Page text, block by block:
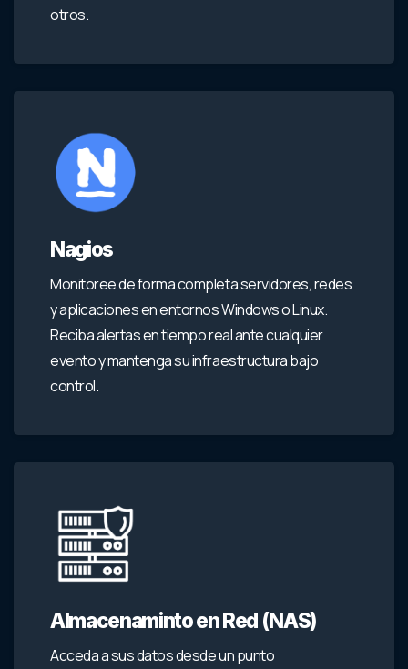
otros.
Nagios
Monitoree de forma completa servidores, redes
y aplicaciones en entornos Windows o Linux.
Reciba alertas en tiempo real ante cualquier
evento y mantenga su infraestructura bajo
control.
Almacenaminto en Red (NAS)
Acceda a sus datos desde un punto